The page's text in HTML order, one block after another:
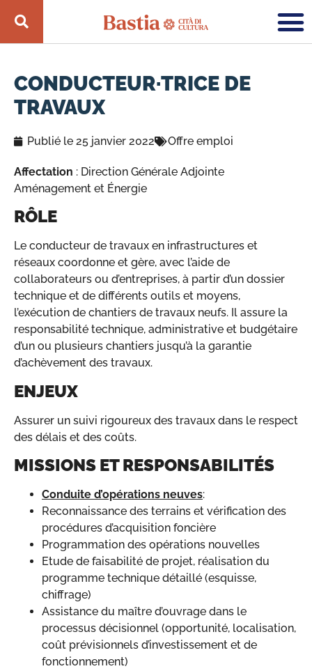
CONDUCTEUR·TRICE DE
TRAVAUX
Publié le 25 janvier 2022 Offre emploi
Affectation : Direction Générale Adjointe
Aménagement et Énergie
RÔLE
Le conducteur de travaux en infrastructures et
réseaux coordonne et gère, avec l’aide de
collaborateurs ou d’entreprises, à partir d’un dossier
technique et de différents outils et moyens,
l’exécution de chantiers de travaux neufs. Il assure la
responsabilité technique, administrative et budgétaire
d’un ou plusieurs chantiers jusqu’à la garantie
d’achèvement des travaux.
ENJEUX
Assurer un suivi rigoureux des travaux dans le respect
des délais et des coûts.
MISSIONS ET RESPONSABILITÉS
Conduite d’opérations neuves:
Reconnaissance des terrains et vérification des
procédures d’acquisition foncière
Programmation des opérations nouvelles
Etude de faisabilité de projet, réalisation du
programme technique détaillé (esquisse,
chiffrage)
Assistance du maître d’ouvrage dans le
processus décisionnel (opportunité, localisation,
coût prévisionnels d’investissement et de
fonctionnement)